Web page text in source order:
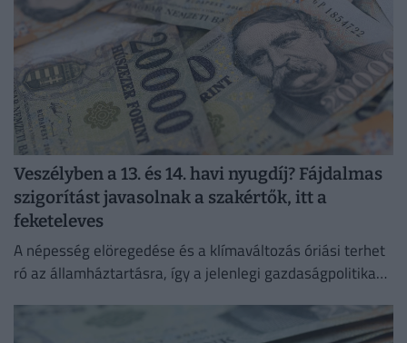
Veszélyben a 13. és 14. havi nyugdíj? Fájdalmas
szigorítást javasolnak a szakértők, itt a
feketeleves
A népesség elöregedése és a klímaváltozás óriási terhet
ró az államháztartásra, így a jelenlegi gazdaságpolitika